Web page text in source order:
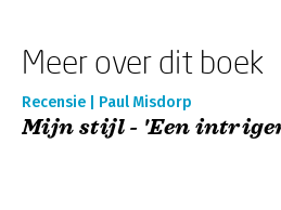
Meer over dit boek
Recensie | Paul Misdorp
Mijn stijl - 'Een